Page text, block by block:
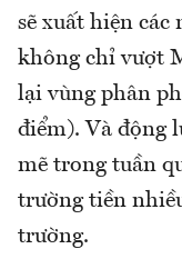
sẽ xuất hiện
không chỉ vượt
lại vùng phân
điểm). Và động
mẽ trong tuần
trường tiền
trường.